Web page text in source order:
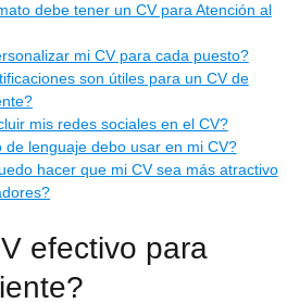
debe tener un CV para Atención al
mi CV para cada puesto?
son útiles para un CV de
mis redes sociales en el CV?
de lenguaje debo usar en mi CV?
hacer que mi CV sea más atractivo
efectivo para